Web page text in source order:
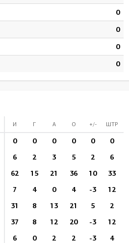
0
0
0
0
И Г А О +/- ШТР
0 0 0 0 0 0
6 2 3 5 2 6
62 15 21 36 10 33
7 4 0 4 -3 12
31 8 13 21 5 2
37 8 12 20 -3 12
6 0 2 2 -3 4